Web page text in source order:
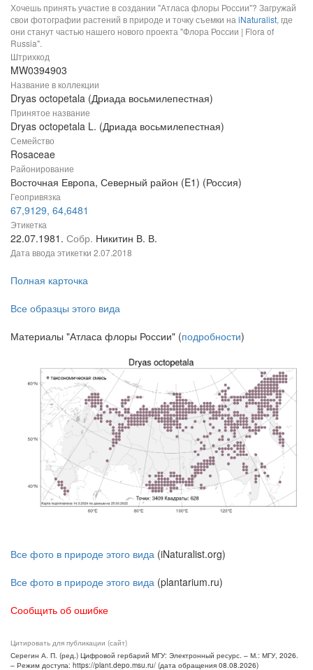
Хочешь принять участие в создании "Атласа флоры России"? Загружай
свои фотографии растений в природе и точку съемки на iNaturalist, где
они станут частью нашего нового проекта "Флора России | Flora of
Russia".
Штрихкод
MW0394903
Название в коллекции
Dryas octopetala (Дриада восьмилепестная)
Принятое название
Dryas octopetala L. (Дриада восьмилепестная)
Семейство
Rosaceae
Районирование
Восточная Европа, Северный район (E1) (Россия)
Геопривязка
67,9129, 64,6481
Этикетка
22.07.1981. Собр. Никитин В. В.
Дата ввода этикетки 2.07.2018
Полная карточка
Все образцы этого вида
Материалы "Атласа флоры России" (подробности)
Все фото в природе этого вида (iNaturalist.org)
Все фото в природе этого вида (plantarium.ru)
Сообщить об ошибке
Цитировать для публикации (сайт)
Серегин А. П. (ред.) Цифровой гербарий МГУ: Электронный ресурс. – М.: МГУ, 2026.
– Режим доступа: https://plant.depo.msu.ru/ (дата обращения 08.08.2026)